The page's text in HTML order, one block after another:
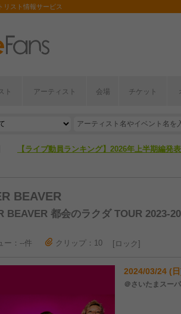
リスト情報サービス
ト アーティスト 会場 チケット
【フェス特集2026】フェス情報はここから！
【ライブ動員ランキング】2026年上半期編発表
BEAVER
BEAVER 都会のラクダ TOUR 2023-
ー：--件 クリップ：10 ロック
2024/03/24 (
＠さいたまスー